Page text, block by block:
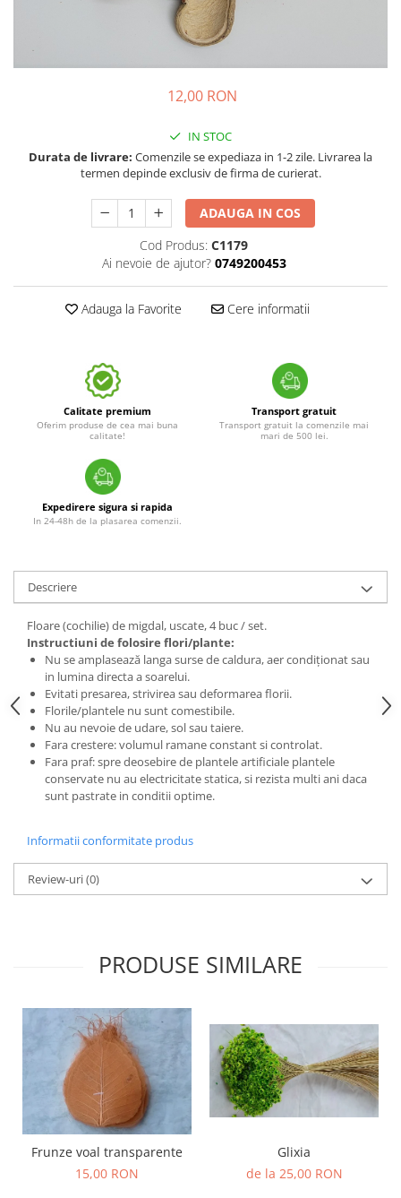
12,00 RON
IN STOC
Durata de livrare: Comenzile se expediaza in 1-2 zile. Livrarea la
termen depinde exclusiv de firma de curierat.
ADAUGA IN COS
Cod Produs: C1179
Ai nevoie de ajutor? 0749200453
Adauga la Favorite Cere informatii
Calitate premium
Oferim produse de cea mai buna
calitate!
Transport gratuit
Transport gratuit la comenzile mai
mari de 500 lei.
Expedirere sigura si rapida
In 24-48h de la plasarea comenzii.
Descriere
Floare (cochilie) de migdal, uscate, 4 buc / set.
Instructiuni de folosire flori/plante:
Nu se amplasează langa surse de caldura, aer condiționat sau
in lumina directa a soarelui.
Evitati presarea, strivirea sau deformarea florii.
Florile/plantele nu sunt comestibile.
Nu au nevoie de udare, sol sau taiere.
Fara crestere: volumul ramane constant si controlat.
Fara praf: spre deosebire de plantele artificiale plantele
conservate nu au electricitate statica, si rezista multi ani daca
sunt pastrate in conditii optime.
Informatii conformitate produs
Review-uri(0)
PRODUSE SIMILARE
Frunze voal transparente
15,00 RON
Glixia
de la 25,00 RON